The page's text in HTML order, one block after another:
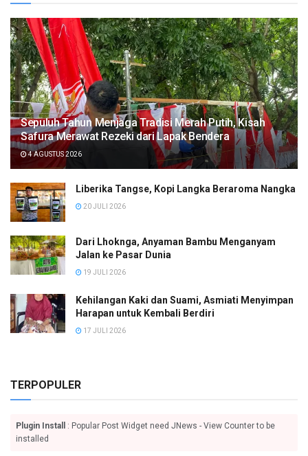
Sepuluh Tahun Menjaga Tradisi Merah Putih, Kisah
Safura Merawat Rezeki dari Lapak Bendera
4 AGUSTUS 2026
Liberika Tangse, Kopi Langka Beraroma Nangka
20 JULI 2026
Dari Lhoknga, Anyaman Bambu Menganyam
Jalan ke Pasar Dunia
19 JULI 2026
Kehilangan Kaki dan Suami, Asmiati Menyimpan
Harapan untuk Kembali Berdiri
17 JULI 2026
TERPOPULER
Plugin Install
: Popular Post Widget need JNews - View Counter to be
installed